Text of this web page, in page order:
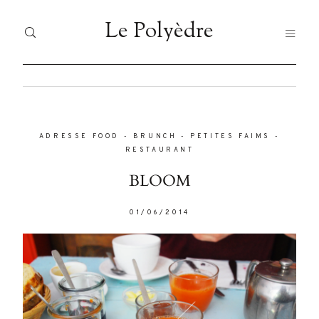
Le Polyèdre
ADRESSE FOOD - BRUNCH - PETITES FAIMS -
RESTAURANT
BLOOM
01/06/2014
Le Polyèdre
Tristique
quis risus
eget urna
mollis
ornare vel
VOYAGES
FOOD
LIFESTYLE